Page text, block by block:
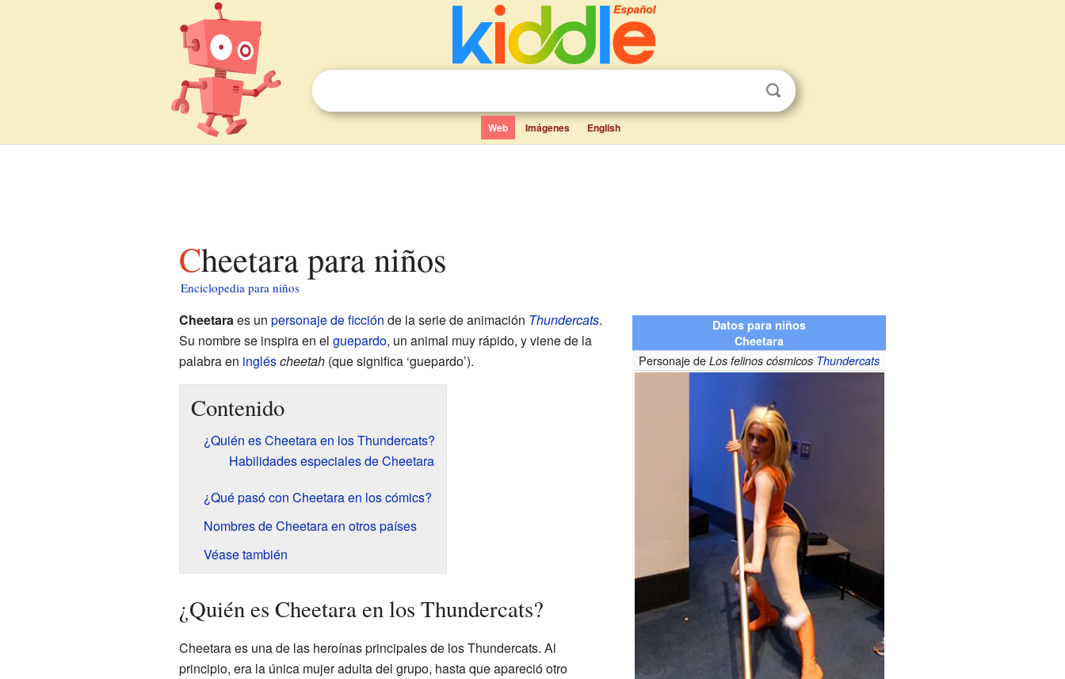
Web Imágenes English
Cheetara para niños
Enciclopedia para niños
Datos para niños
Cheetara
Personaje deLos felinos cósmicos Thundercats
Cheetaraes un personaje de ficción de la serie de animación Thundercats.
Su nombre se inspira en el guepardo, un animal muy rápido, y viene de la
palabra en ingléscheetah(que significa ‘guepardo’).
Contenido
¿Quién es Cheetara en los Thundercats?
Habilidades especiales de Cheetara
¿Qué pasó con Cheetara en los cómics?
Nombres de Cheetara en otros países
Véase también
¿Quién es Cheetara en los Thundercats?
Cheetara es una de las heroínas principales de los Thundercats. Al
principio, era la única mujer adulta del grupo, hasta que apareció otro